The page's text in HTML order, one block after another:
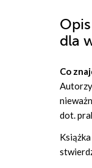
Opis
dla
Co
dot.